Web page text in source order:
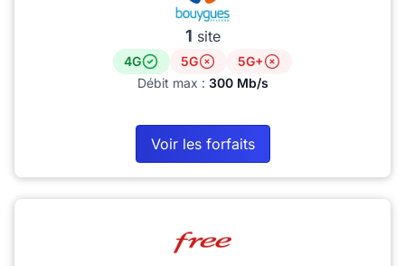
1 site
4G 5G
5G+
Débit max : 300 Mb/s
Voir les forfaits